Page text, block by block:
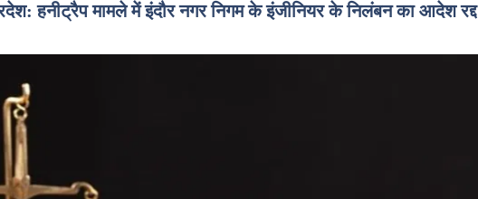
हनीट्रैप मामले में इंदौर नगर निगम के इंजीनियर के निलंबन का आदेश रद्द